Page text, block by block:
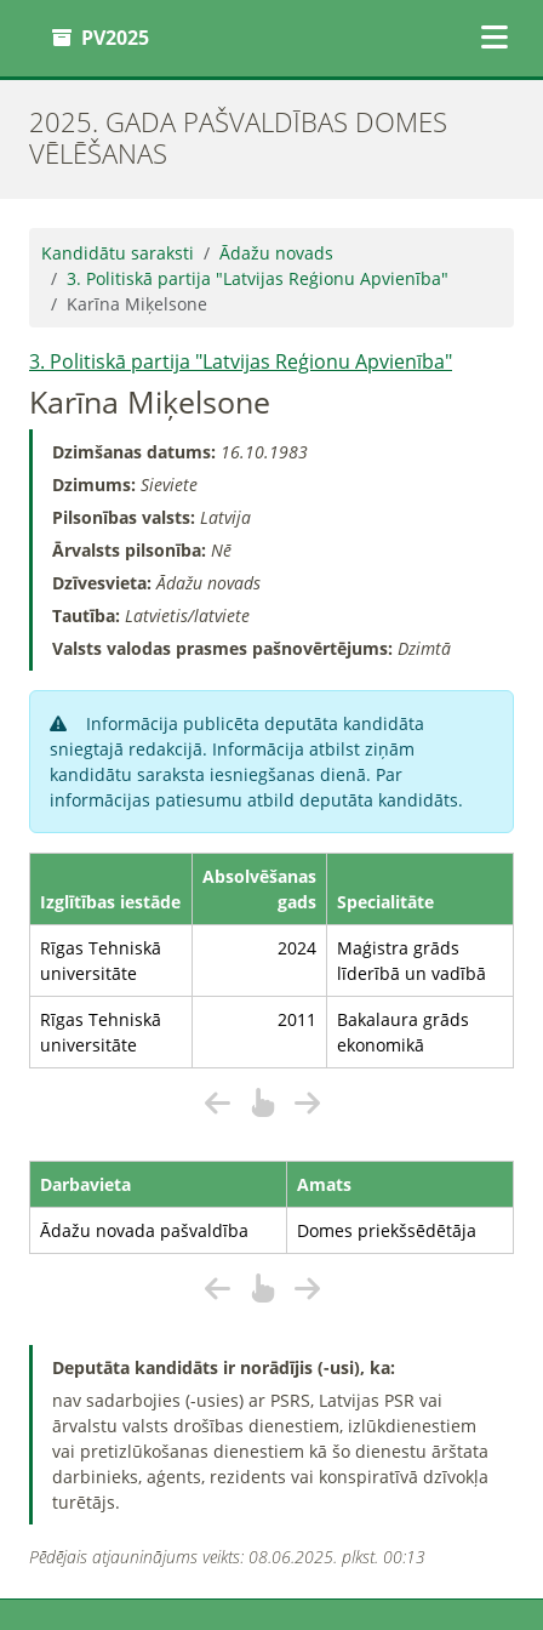
PV2025
2025. GADA PAŠVALDĪBAS DOMES
VĒLĒŠANAS
Kandidātu saraksti
Ādažu novads
3. Politiskā partija "Latvijas Reģionu Apvienība"
Karīna Miķelsone
3. Politiskā partija "Latvijas Reģionu Apvienība"
Karīna Miķelsone
Dzimšanas datums: 16.10.1983
Dzimums: Sieviete
Pilsonības valsts: Latvija
Ārvalsts pilsonība: Nē
Dzīvesvieta:Ādažu novads
Tautība: Latvietis/latviete
Valsts valodas prasmes pašnovērtējums: Dzimtā
Informācija publicēta deputāta kandidāta
sniegtajā redakcijā. Informācija atbilst ziņām
kandidātu saraksta iesniegšanas dienā. Par
informācijas patiesumu atbild deputāta kandidāts.
Izglītības iestāde
Absolvēšanas
gads
Specialitāte
Rīgas Tehniskā
universitāte
2024
Maģistra grāds
līderībā un vadībā
Rīgas Tehniskā
universitāte
2011
Bakalaura grāds
ekonomikā
Darbavieta
Amats
Ādažu novada pašvaldība
Domes priekšsēdētāja
Deputāta kandidāts ir norādījis (-usi), ka:
nav sadarbojies (-usies) ar PSRS, Latvijas PSR vai
ārvalstu valsts drošības dienestiem, izlūkdienestiem
vai pretizlūkošanas dienestiem kā šo dienestu ārštata
darbinieks, aģents, rezidents vai konspiratīvā dzīvokļa
turētājs.
Pēdējais atjauninājums veikts: 08.06.2025. plkst. 00:13